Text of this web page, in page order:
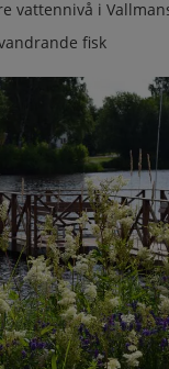
vattennivå i
fisk